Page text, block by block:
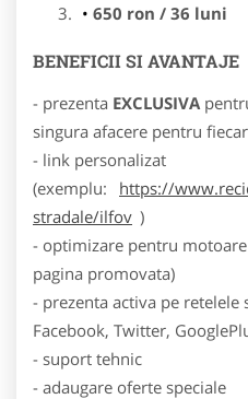
650 ron / 36 luni
BENEFICII SI AVANTAJE
- prezenta EXCLUSIVA
singura afacere pentru
- link personalizat
(exemplu:
https://
stradale/ilfov )
- optimizare pentru motoare
pagina promovata)
- prezenta activa pe retelele
Facebook, Twitter,
- suport tehnic
- adaugare oferte speciale